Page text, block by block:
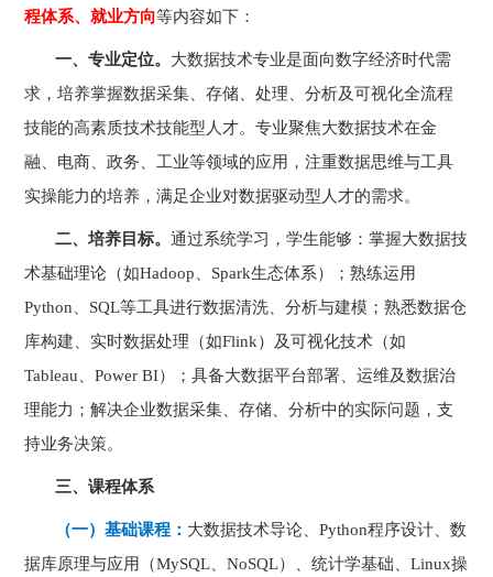
程体系、就业方向等内容如下：
一、专业定位。 大数据技术专业是面向数字经济时代需
求，培养掌握数据采集、存储、处理、分析及可视化全流程
技能的高素质技术技能型人才。专业聚焦大数据技术在金
融、电商、政务、工业等领域的应用，注重数据思维与工具
实操能力的培养，满足企业对数据驱动型人才的需求。
二、培养目标。通过系统学习，学生能够：掌握大数据技
术基础理论（如Hadoop Spark生态体系）；熟练运用
Python
SQL等工具进行数据清洗、分析与建模；熟悉数据仓
库构建、实时数据处理（如Flink）及可视化技术（如
Tableau 、Power BI）；具备大数据平台部署、运维及数据治
理能力；解决企业数据采集、存储、分析中的实际问题，支
持业务决策。
三、课程体系
（一）基础课程： 大数据技术导论、Python程序设计、数
据库原理与应用（MySQL 、NoSQL）、统计学基础、Linux操